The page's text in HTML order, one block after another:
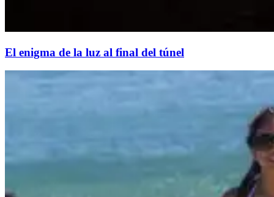
El enigma de la luz al final del túnel